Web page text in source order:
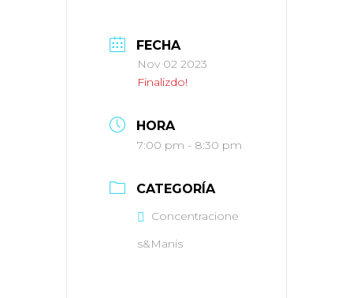
FECHA
Nov 02 2023
Finalizdo!
HORA
7:00 pm - 8:30 pm
CATEGORÍA
Concentracione
s&Manis